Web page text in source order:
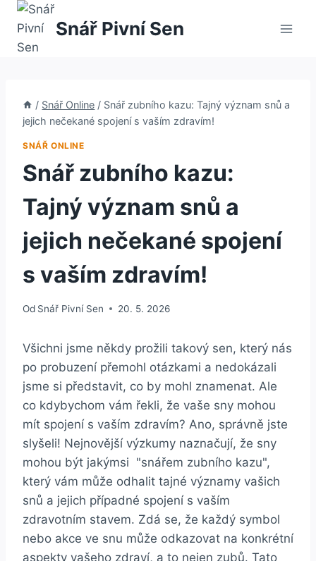
Přeskočit
obsah
Snář Pivní Sen
/ Snář Online / Snář zubního kazu: Tajný význam snů a
jejich nečekané spojení s vaším zdravím!
SNÁŘ ONLINE
Snář zubního kazu:
Tajný význam snů a
jejich nečekané spojení
s vaším zdravím!
Od Snář Pivní Sen 20. 5. 2026
Všichni jsme někdy prožili takový⁢ sen, který ⁢nás
po probuzení přemohl⁣ otázkami ​a ⁢nedokázali
jsme si​ představit,⁤ co by mohl znamenat. Ale⁢
co kdybychom vám​ řekli, že vaše sny mohou
mít spojení s vaším ⁣zdravím? Ano,⁣ správně jste
slyšeli! Nejnovější výzkumy naznačují, že ‌sny
mohou ‌být jakýmsi ⁣ "snářem zubního kazu",
který‍ vám může⁢ odhalit tajné významy vašich‍
snů⁣ a jejich případné spojení ​s ‌vaším
zdravotním ⁤stavem. Zdá se, že každý symbol ​
nebo akce⁢ ve snu může odkazovat na konkrétní
aspekty vašeho zdraví, a to nejen zubů.⁢ Tato